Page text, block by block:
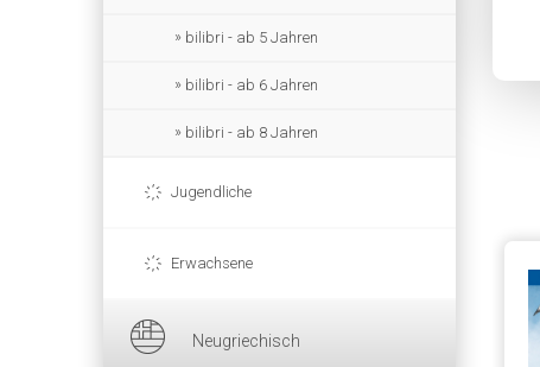
bilibri - ab 5 Jahren
bilibri - ab 6 Jahren
bilibri - ab 8 Jahren
Jugendliche
Erwachsene
Neugriechisch